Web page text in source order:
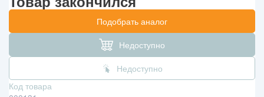
Подобрать аналог
Недоступно
Недоступно
Код товара